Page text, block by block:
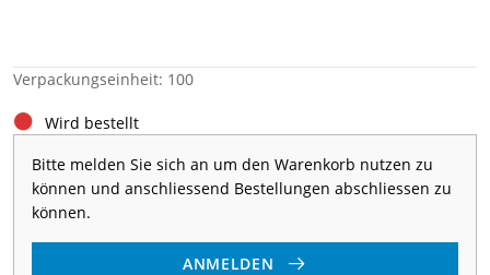
Verpackungseinheit: 100
Wird bestellt
Bitte melden Sie sich an um den Warenkorb nutzen zu
können und anschliessend Bestellungen abschliessen zu
können.
ANMELDEN